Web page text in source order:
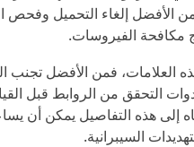
من الأفضل إلغاء التحميل وفحص
مكافحة الفيروسات.
العلامات، فمن الأفضل تجنب
التحقق من الروابط قبل
إلى هذه التفاصيل يمكن أن
السيبرانية.